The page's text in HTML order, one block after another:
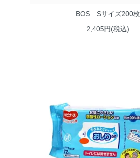
BOS Sサイズ200枚
2,405円(税込)